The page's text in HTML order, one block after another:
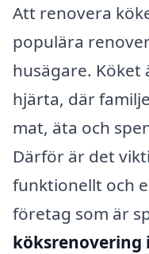
Att renovera
populära
husägare.
hjärta, där
mat, äta och
Därför är det
funktionellt och
företag som är
köksrenovering